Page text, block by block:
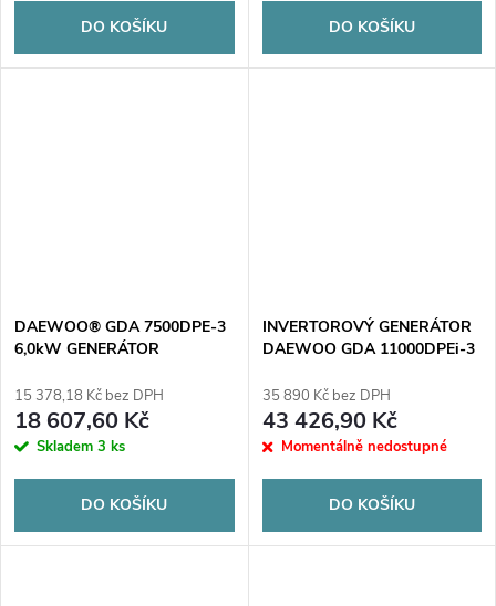
DO KOŠÍKU DO KOŠÍKU
DAEWOO® GDA 7500DPE-3
6,0kW GENERÁTOR
15 378,18 Kč bez DPH
18 607,60 Kč
Skladem 3 ks
DO KOŠÍKU
INVERTOROVÝ GENERÁTOR
DAEWOO GDA 11000DPEi-3
35 890 Kč bez DPH
43 426,90 Kč
Momentálně nedostupné
DO KOŠÍKU